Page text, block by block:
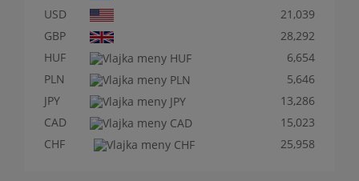
USD
21,039
GBP
28,292
HUF
6,654
PLN
5,646
JPY
13,286
CAD
15,023
CHF
25,958